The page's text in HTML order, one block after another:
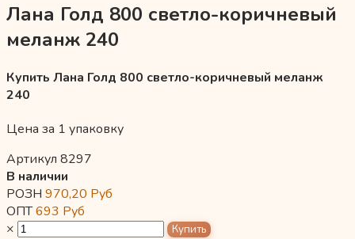
Лана Голд 800 светло-коричневый
меланж 240
Купить Лана Голд 800 светло-коричневый меланж
240
Цена за 1 упаковку
Артикул 8297
В наличии
РОЗН 970,20 Руб
ОПТ693 Руб
×